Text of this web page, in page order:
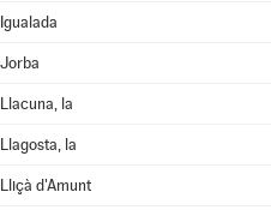
Igualada
Jorba
Llacuna, la
Llagosta, la
Lliçà d'Amunt